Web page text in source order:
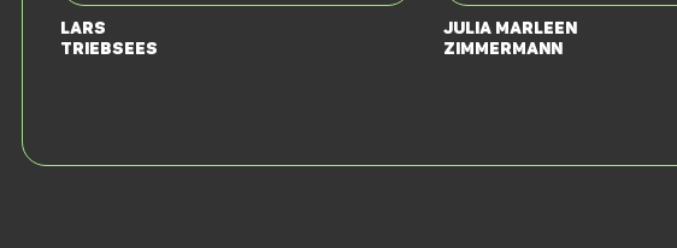
Lars
Triebsees
Julia Marleen
Zimmermann